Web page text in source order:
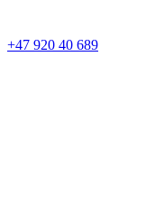
+47 920 40 689